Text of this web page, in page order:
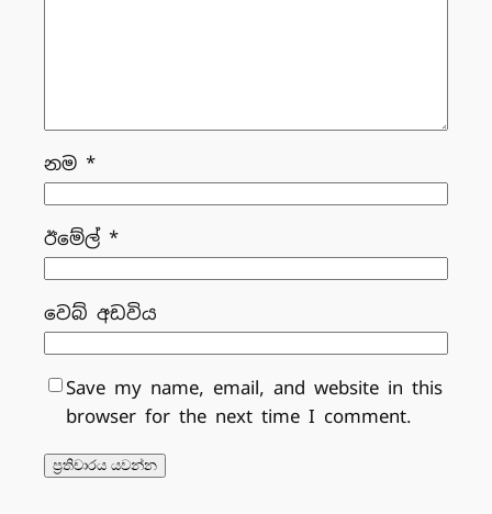
නම *
ඊමේල් *
වෙබ් අඩවිය
Save my name, email, and website in this
browser for the next time I comment.